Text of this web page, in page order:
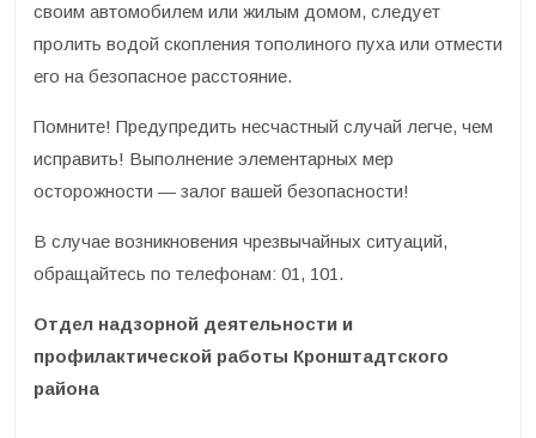
своим автомобилем или жилым домом, следует
пролить водой скопления тополиного пуха или отмести
его на безопасное расстояние.
Помните! Предупредить несчастный случай легче, чем
исправить! Выполнение элементарных мер
осторожности — залог вашей безопасности!
В случае возникновения чрезвычайных ситуаций,
обращайтесь по телефонам: 01, 101.
Отдел надзорной деятельности и
профилактической работы Кронштадтского
района